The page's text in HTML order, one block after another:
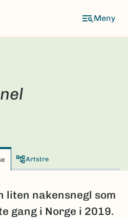
Artstre
liten nakensnegl som
gang i Norge i 2019.